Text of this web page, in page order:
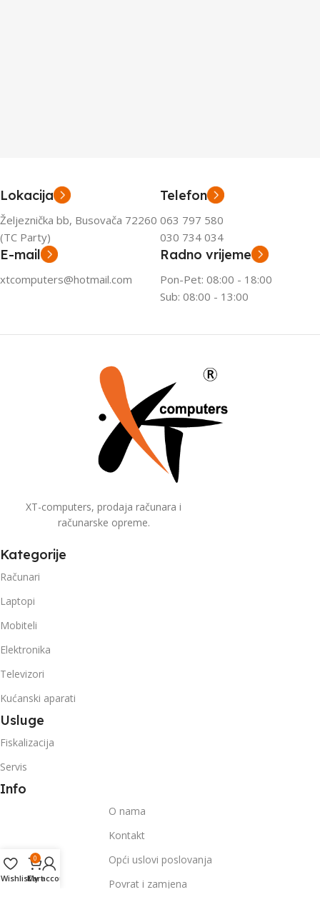
Lokacija
Željeznička bb, Busovača 72260
(TC Party)
Telefon
063 797 580
030 734 034
E-mail
xtcomputers@hotmail.com
Radno vrijeme
Pon-Pet: 08:00 - 18:00
Sub: 08:00 - 13:00
XT-computers, prodaja računara i
računarske opreme.
Kategorije
Računari
Laptopi
Mobiteli
Elektronika
Televizori
Kućanski aparati
Usluge
Fiskalizacija
Servis
Info
O nama
Kontakt
Opći uslovi poslovanja
Povrat i zamjena
Wishlist
0
Cart
My account